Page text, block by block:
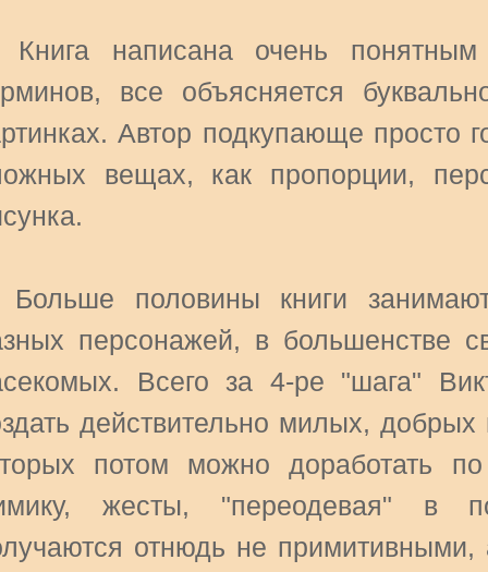
Книга написана очень
все объясняется
Автор подкупающе просто
вещах, как пропорции,
Больше половины книги
персонажей, в большенстве
Всего за 4-ре "шага"
действительно милых,
потом можно доработать
жесты, "переодевая" в
отнюдь не